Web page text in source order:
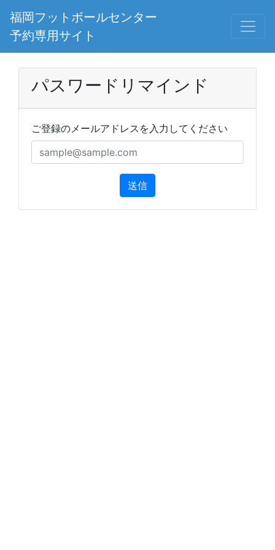
福岡フットボールセンター
予約専用サイト
パスワードリマインド
ご登録のメールアドレスを入力してください
送信